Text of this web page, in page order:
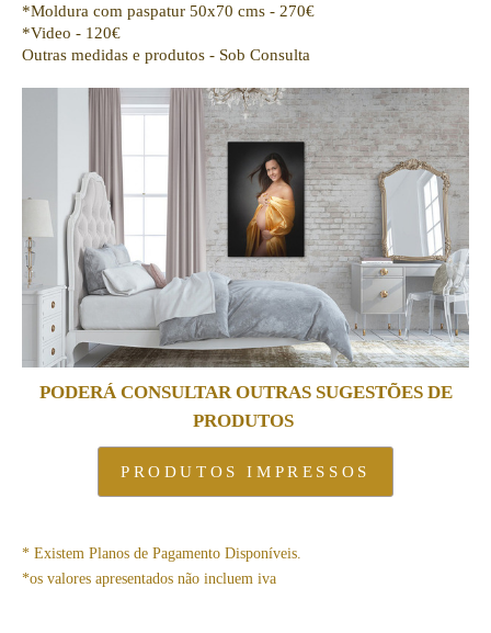
*Moldura com paspatur 50x70 cms - 270€
*Video - 120€
Outras medidas e produtos - Sob Consulta
PODERÁ CONSULTAR OUTRAS SUGESTÕES DE
PRODUTOS
PRODUTOS IMPRESSOS
* Existem Planos de Pagamento Disponíveis.
*os valores apresentados não incluem iva